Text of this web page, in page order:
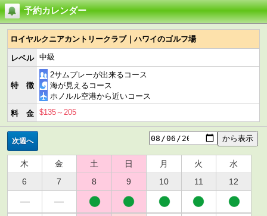
予約カレンダー
ロイヤルクニアカントリークラブ｜ハワイのゴルフ場
レベル 中級
特 徴
2サムプレーが出来るコース
海が見えるコース
ホノルル空港から近いコース
料 金 $135～205
次週へ
木 金 土 日 月 火
水
6
7 8 9 10 11 12